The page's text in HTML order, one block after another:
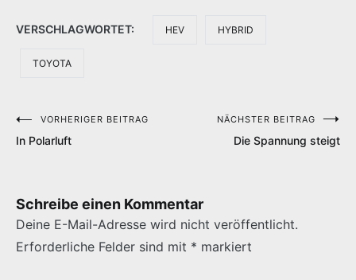
VERSCHLAGWORTET: HEV HYBRID
TOYOTA
Beitragsnavigation
VORHERIGER BEITRAG
In Polarluft
NÄCHSTER BEITRAG
Die Spannung steigt
Schreibe einen Kommentar
Deine E-Mail-Adresse wird nicht veröffentlicht.
Erforderliche Felder sind mit * markiert